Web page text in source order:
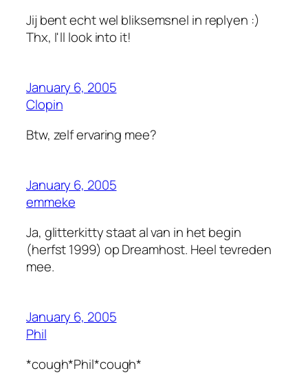
Jij bent echt wel bliksemsnel in replyen :)
Thx, I'll look into it!
January 6, 2005
Clopin
Btw, zelf ervaring mee?
January 6, 2005
emmeke
Ja, glitterkitty staat al van in het begin
(herfst 1999) op Dreamhost. Heel tevreden
mee.
January 6, 2005
Phil
*cough*Phil*cough*